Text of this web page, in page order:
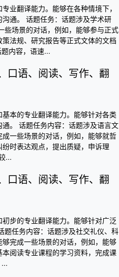
业翻译能力。能够在各种情境下，
通。 话题任务：话题涉及学术研
些场景的对话，例如，能够参与正式
法规、研究报告等正式文体的文档
内容，语速...
口语、阅读、写作、翻
本的专业翻译能力。能够针对各类
。 话题任务内容：话题涉及语言文
一些场景的对话，例如，能够就哲
时表达观点，提出质疑，申诉理
...
口语、阅读、写作、翻
步的专业翻译能力。能够针对广泛
题任务内容：话题涉及社交礼仪、科
完成一些场景的对话，例如，能够
阅读专业课程的学习资料，完成课